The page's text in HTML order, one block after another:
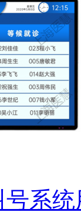
系